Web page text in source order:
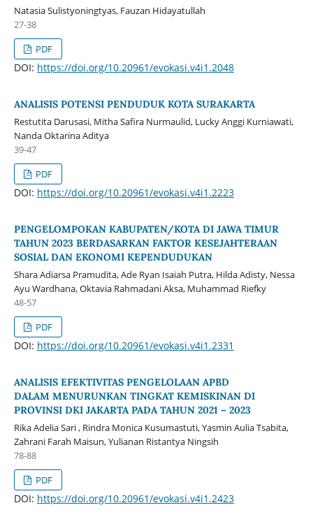
Natasia Sulistyoningtyas, Fauzan Hidayatullah
27-38
PDF
DOI: https://doi.org/10.20961/evokasi.v4i1.2048
ANALISIS POTENSI PENDUDUK KOTA SURAKARTA
Restutita Darusasi, Mitha Safira Nurmaulid, Lucky Anggi Kurniawati,
Nanda Oktarina Aditya
39-47
PDF
DOI: https://doi.org/10.20961/evokasi.v4i1.2223
PENGELOMPOKAN KABUPATEN/KOTA DI JAWA TIMUR
TAHUN 2023 BERDASARKAN FAKTOR KESEJAHTERAAN
SOSIAL DAN EKONOMI KEPENDUDUKAN
Shara Adiarsa Pramudita, Ade Ryan Isaiah Putra, Hilda Adisty, Nessa
Ayu Wardhana, Oktavia Rahmadani Aksa, Muhammad Riefky
48-57
PDF
DOI: https://doi.org/10.20961/evokasi.v4i1.2331
ANALISIS EFEKTIVITAS PENGELOLAAN APBD
DALAM MENURUNKAN TINGKAT KEMISKINAN DI
PROVINSI DKI JAKARTA PADA TAHUN 2021 – 2023
Rika Adelia Sari , Rindra Monica Kusumastuti, Yasmin Aulia Tsabita,
Zahrani Farah Maisun, Yulianan Ristantya Ningsih
78-88
PDF
DOI: https://doi.org/10.20961/evokasi.v4i1.2423